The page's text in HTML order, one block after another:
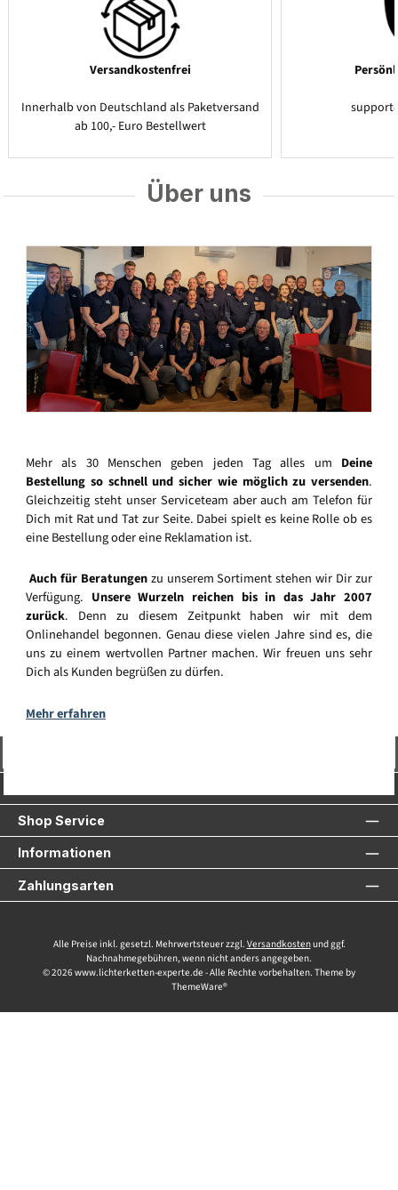
Versandkostenfrei
Innerhalb von Deutschland als Paketversand
ab 100,- Euro Bestellwert
Über uns
Mehr als 30 Menschen geben jeden Tag alles um Deine
Bestellung so schnell und sicher wie möglich zu versenden.
Gleichzeitig steht unser Serviceteam aber auch am Telefon für
Dich mit Rat und Tat zur Seite. Dabei spielt es keine Rolle ob es
eine Bestellung oder eine Reklamation ist.
Auch für Beratungenzu unserem Sortiment stehen wir Dir zur
Verfügung. Unsere Wurzeln reichen bis in das Jahr 2007
zurück. Denn zu diesem Zeitpunkt haben wir mit dem
Onlinehandel begonnen. Genau diese vielen Jahre sind es, die
uns zu einem wertvollen Partner machen. Wir freuen uns sehr
Dich als Kunden begrüßen zu dürfen.
Mehr erfahren
Shop Service
Informationen
Zahlungsarten
Alle Preise inkl. gesetzl. Mehrwertsteuer zzgl. Versandkostenund ggf.
Nachnahmegebühren, wenn nicht anders angegeben.
© 2026 www.lichterketten-experte.de - Alle Rechte vorbehalten. Theme by
ThemeWare®